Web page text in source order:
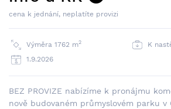
cena k jednání, neplatíte provizi
Výměra 1762 m2
K
1.9.2026
BEZ PROVIZE nabízíme k pronájmu
nově budovaném průmyslovém parku v